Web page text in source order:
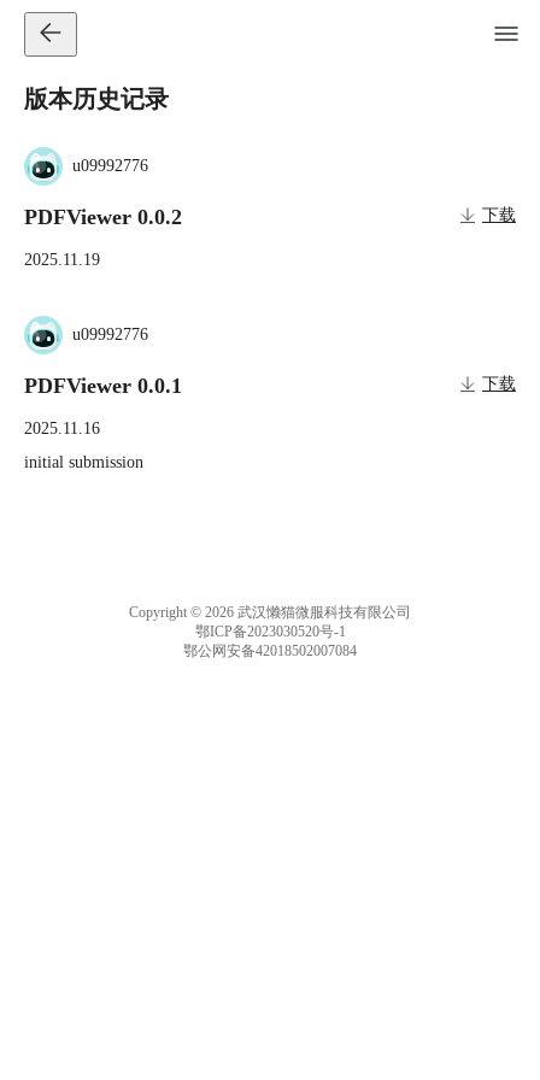
版本历史记录
u09992776
PDFViewer 0.0.2 下载
2025.11.19
u09992776
PDFViewer 0.0.1 下载
2025.11.16
initial submission
Copyright © 2026 武汉懒猫微服科技有限公司
鄂ICP备2023030520号-1
鄂公网安备42018502007084